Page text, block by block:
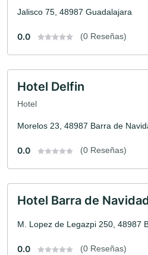
Jalisco 75, 48987 Guadalajara
0.0 (0 Reseñas)
Hotel Delfin
Hotel
Morelos 23, 48987 Barra de
0.0 (0 Reseñas)
Hotel Barra de
M. Lopez de Legazpi 250, 48987
0.0 (0 Reseñas)